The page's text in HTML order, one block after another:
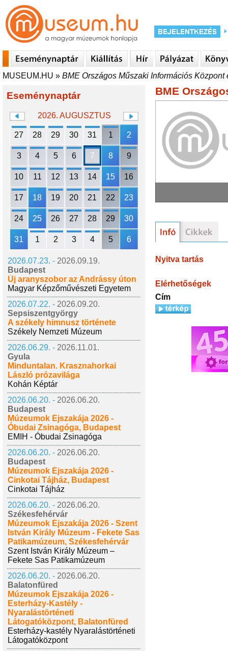
MUSEUM.HU » BME Országos Műszaki Információs Központ
Eseménynaptár
2026. AUGUSZTUS
27 28 29 30 31 1 2
3 4 5 6 7 8 9
10 11 12 13 14 15 16
17 18 19 20 21 22 23
24 25 26 27 28 29 30
31 1 2 3 4 5 6
2026.07.23. - 2026.09.19.
Budapest
Új aranyszobor az Andrássy úton
Magyar Képzőművészeti Egyetem
2026.07.22. - 2026.09.20.
Sepsiszentgyörgy
A székely himnusz története
Székely Nemzeti Múzeum
2026.06.29. - 2026.11.01.
Gyula
Minduntalan. Krasznahorkai
László prózavilága
Kohán Képtár
2026.06.20. - 2026.06.20.
Budapest
Múzeumok Éjszakája 2026 -
Óbudai Zsinagóga, Budapest
EMIH - Óbudai Zsinagóga
2026.06.20. - 2026.06.20.
Budapest
Múzeumok Éjszakája 2026 -
Cinkotai Tájház, Budapest
Cinkotai Tájház
2026.06.20. - 2026.06.20.
Székesfehérvár
Múzeumok Éjszakája 2026 - Szent
István Király Múzeum - Fekete Sas
Patikamúzeum, Székesfehérvár
Szent István Király Múzeum –
Fekete Sas Patikamúzeum
2026.06.20. - 2026.06.20.
Balatonfüred
Múzeumok Éjszakája 2026 -
Esterházy-Kastély -
Nyaralástörténeti
Látogatóközpont, Balatonfüred
Esterházy-kastély Nyaralástörténeti
Látogatóközpont
BME
Nyitva tartás
Elérhetőségek
Cím